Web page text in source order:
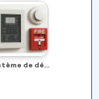
système de détection incendie